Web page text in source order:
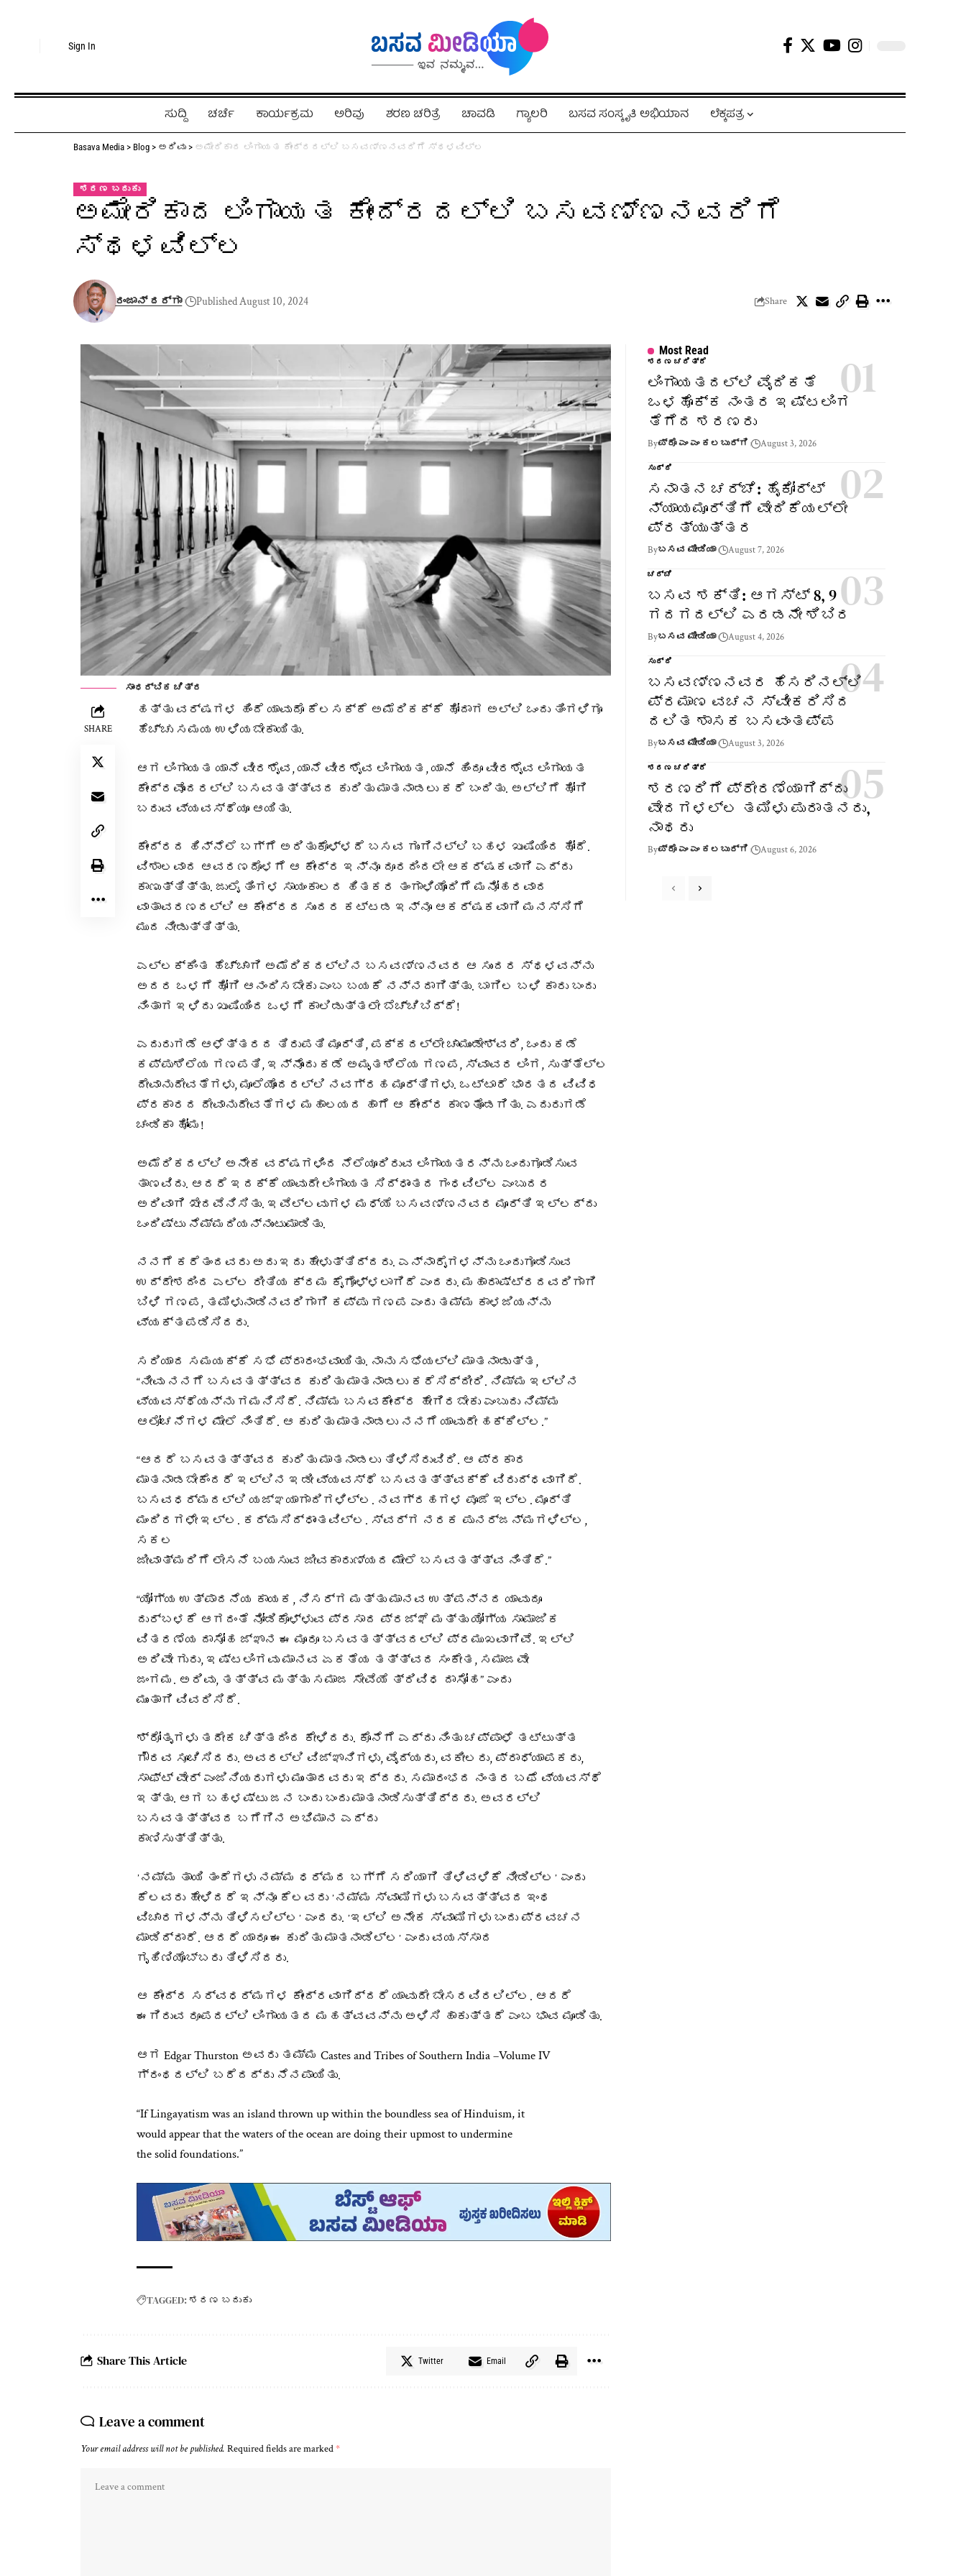
Sign In
ಸುದ್ದಿ ಚರ್ಚೆ ಕಾರ್ಯಕ್ರಮ ಅರಿವು ಶರಣ ಚರಿತ್ರೆ ಚಾವಡಿ ಗ್ಯಾಲರಿ ಬಸವ ಸಂಸ್ಕೃತಿ ಅಭಿಯಾನ ಲೆಕ್ಕಪತ್ರ
Basava Media > Blog > ಅರಿವು > ಅಮೇರಿಕಾದ ಲಿಂಗಾಯತ ಕೇಂದ್ರದಲ್ಲಿ ಬಸವಣ್ಣನವರಿಗೆ ಸ್ಥಳವಿಲ್ಲ
ಶರಣ ಬದುಕು
ಅಮೇರಿಕಾದ ಲಿಂಗಾಯತ ಕೇಂದ್ರದಲ್ಲಿ ಬಸವಣ್ಣನವರಿಗೆ
ಸ್ಥಳವಿಲ್ಲ
ರಂಜಾನ್ ದರ್ಗಾ Published August 10, 2024 Share
ಸಾಂಧರ್ಬಿಕ ಚಿತ್ರ
SHARE
ಹತ್ತು ವರ್ಷಗಳ ಹಿಂದೆ ಯಾವುದೊ ಕೆಲಸಕ್ಕೆ ಅಮೆರಿಕಕ್ಕೆ ಹೋದಾಗ ಅಲ್ಲಿ ಒಂದು ತಿಂಗಳಿಗೂ
ಹೆಚ್ಚು ಸಮಯ ಉಳಿಯಬೇಕಾಯಿತು.
ಆಗ ಲಿಂಗಾಯತ ಯಾನೆ ವೀರಶೈವ, ಯಾನೆ ವೀರಶೈವ ಲಿಂಗಾಯತ, ಯಾನೆ ಹಿಂದೂ ವೀರಶೈವ ಲಿಂಗಾಯತ
ಕೇಂದ್ರವೊಂದರಲ್ಲಿ ಬಸವತತ್ತ್ವದ ಕುರಿತು ಮಾತನಾಡಲು ಕರೆ ಬಂದಿತು. ಅಲ್ಲಿಗೆ ಹೋಗಿ
ಬರುವ ವ್ಯವಸ್ಥೆಯೂ ಆಯಿತು.
ಕೇಂದ್ರದ ಹಿನ್ನೆಲೆ ಬಗ್ಗೆ ಅರಿತುಕೊಳ್ಳದೆ ಬಸವ ಗುಂಗಿನಲ್ಲಿ ಬಹಳ ಖುಷಿಯಿಂದ ಹೋದೆ.
ವಿಶಾಲವಾದ ಆವರಣದೊಳಗೆ ಆ ಕೇಂದ್ರ ಇನ್ನೂ ದೂರದಿಂದಲೇ ಆಕರ್ಷಕವಾಗಿ ಎದ್ದು
ಕಾಣುತ್ತಿತ್ತು. ಜುಲೈ ತಿಂಗಳ ಸಾಯಂಕಾಲದ ಹಿತಕರ ತಂಗಾಳಿಯೊಂದಿಗೆ ಮನೋಹರವಾದ
ವಾತಾವರಣದಲ್ಲಿ ಆ ಕೇಂದ್ರದ ಸುಂದರ ಕಟ್ಟಡ ಇನ್ನೂ ಆಕರ್ಷಕವಾಗಿ ಮನಸ್ಸಿಗೆ
ಮುದ ನೀಡುತ್ತಿತ್ತು.
ಎಲ್ಲಕ್ಕಿಂತ ಹೆಚ್ಚಾಗಿ ಅಮೆರಿಕದಲ್ಲಿನ ಬಸವಣ್ಣನವರ ಆ ಸುಂದರ ಸ್ಥಳವನ್ನು
ಅದರ ಒಳಗೆ ಹೋಗಿ ಆನಂದಿಸಬೇಕು ಎಂಬ ಬಯಕೆ ನನ್ನದಾಗಿತ್ತು. ಬಾಗಿಲ ಬಳಿ ಕಾರು ಬಂದು
ನಿಂತಾಗ ಇಳಿದು ಖುಷಿಯಿಂದ ಒಳಗೆ ಕಾಲಿಡುತ್ತಲೇ ಬೆಚ್ಚಿಬಿದ್ದೆ!
ಎದುರುಗಡೆ ಆಳೆತ್ತರದ ತಿರುಪತಿ ಮೂರ್ತಿ, ಪಕ್ಕದಲ್ಲೇ ಚಾಮುಂಡೇಶ್ವರಿ, ಒಂದು ಕಡೆ
ಕಪ್ಪುಶಿಲೆಯ ಗಣಪತಿ, ಇನ್ನೊಂದು ಕಡೆ ಅಮೃತಶಿಲೆಯ ಗಣಪ, ಸ್ವಾವರ ಲಿಂಗ, ಸುತ್ತೆಲ್ಲ
ದೇವಾನುದೇವತೆಗಳು, ಮೂಲೆಯೊಂದರಲ್ಲಿ ನವಗ್ರಹ ಮೂರ್ತಿಗಳು. ಒಟ್ಟಾರೆ ಭಾರತದ ವಿವಿಧ
ಪ್ರಕಾರದ ದೇವಾನುದೇವತೆಗಳ ಮಹಾಲಯದ ಹಾಗೆ ಆ ಕೇಂದ್ರ ಕಾಣತೊಡಗಿತು. ಎದುರುಗಡೆ
ಚಂಡಿಕಾ ಹೋಮ!
ಅಮೆರಿಕದಲ್ಲಿ ಅನೇಕ ವರ್ಷಗಳಿಂದ ನೆಲೆಯೂರಿರುವ ಲಿಂಗಾಯತರನ್ನು ಒಂದುಗೂಡಿಸುವ
ತಾಣವಿದು. ಆದರೆ ಇದಕ್ಕೆ ಯಾವುದೇ ಲಿಂಗಾಯತ ಸಿದ್ಧಾಂತದ ಗಂಧವಿಲ್ಲ ಎಂಬುದರ
ಅರಿವಾಗಿ ಖೇದವೆನಿಸಿತು. ಇವೆಲ್ಲವುಗಳ ಮಧ್ಯೆ ಬಸವಣ್ಣನವರ ಮೂರ್ತಿ ಇಲ್ಲದ್ದು
ಒಂದಿಷ್ಟು ನೆಮ್ಮದಿಯನ್ನುಂಟುಮಾಡಿತು.
ನನಗೆ ಕರೆತಂದವರು ಅದು ಇದು ಹೇಳುತ್ತಿದ್ದರು. ಎನ್ನಾರೈಗಳನ್ನು ಒಂದುಗೂಡಿಸುವ
ಉದ್ದೇಶದಿಂದ ಎಲ್ಲ ರೀತಿಯ ಕ್ರಮ ಕೈಗೊಳ್ಳಲಾಗಿದೆ ಎಂದರು. ಮಹಾರಾಷ್ಟ್ರದವರಿಗಾಗಿ
ಬಿಳಿ ಗಣಪ, ತಮಿಳುನಾಡಿನವರಿಗಾಗಿ ಕಪ್ಪು ಗಣಪ ಎಂದು ತಮ್ಮ ಕಾಳಜಿಯನ್ನು
ವ್ಯಕ್ತಪಡಿಸಿದರು.
ಸರಿಯಾದ ಸಮಯಕ್ಕೆ ಸಭೆ ಪ್ರಾರಂಭವಾಯಿತು. ನಾನು ಸಭೆಯಲ್ಲಿ ಮಾತನಾಡುತ್ತ,
“ನೀವು ನನಗೆ ಬಸವತತ್ತ್ವದ ಕುರಿತು ಮಾತನಾಡಲು ಕರೆಸಿದ್ದೀರಿ. ನಿಮ್ಮ ಇಲ್ಲಿನ
ವ್ಯವಸ್ಥೆಯನ್ನು ಗಮನಿಸಿದೆ. ನಿಮ್ಮ ಬಸವಕೇಂದ್ರ ಹೇಗಿರಬೇಕು ಎಂಬುದು ನಿಮ್ಮ
ಆಲೋಚನೆಗಳ ಮೇಲೆ ನಿಂತಿದೆ. ಆ ಕುರಿತು ಮಾತನಾಡಲು ನನಗೆ ಯಾವುದೇ ಹಕ್ಕಿಲ್ಲ.”
“ಆದರೆ ಬಸವತತ್ತ್ವದ ಕುರಿತು ಮಾತನಾಡಲು ತಿಳಿಸಿರುವಿರಿ. ಆ ಪ್ರಕಾರ
ಮಾತನಾಡಬೇಕೆಂದರೆ ಇಲ್ಲಿನ ಇಡೀ ವ್ಯವಸ್ಥೆ ಬಸವತತ್ತ್ವಕ್ಕೆ ವಿರುದ್ಧವಾಗಿದೆ.
ಬಸವಧರ್ಮದಲ್ಲಿ ಯಜ್ಞಯಾಗಾದಿಗಳಿಲ್ಲ. ನವಗ್ರಹಗಳ ಪೂಜೆ ಇಲ್ಲ. ಮೂರ್ತಿ
ಮಂದಿರಗಳೇ ಇಲ್ಲ. ಕರ್ಮಸಿದ್ಧಾಂತವಿಲ್ಲ. ಸ್ವರ್ಗ ನರಕ ಪುನರ್ಜನ್ಮಗಳಿಲ್ಲ,
ಸಕಲ
ಜೀವಾತ್ಮರಿಗೆ ಲೇಸನೆ ಬಯಸುವ ಜೀವಕಾರುಣ್ಯದ ಮೇಲೆ ಬಸವತತ್ತ್ವ ನಿಂತಿದೆ.”
“ಯೋಗ್ಯ ಉತ್ಪಾದನೆಯ ಕಾಯಕ, ನಿಸರ್ಗ ಮತ್ತು ಮಾನವ ಉತ್ಪನ್ನದ ಯಾವುದೂ
ದುರ್ಬಳಕೆ ಆಗದಂತೆ ನೋಡಿಕೊಳ್ಳುವ ಪ್ರಸಾದ ಪ್ರಜ್ಞೆ ಮತ್ತು ಯೋಗ್ಯ ಸಾಮಾಜಿಕ
ವಿತರಣೆಯ ದಾಸೋಹ ಜ್ಞಾನ ಈ ಮೂರೂ ಬಸವತತ್ತ್ವದಲ್ಲಿ ಪ್ರಮುಖವಾಗಿವೆ. ಇಲ್ಲಿ
ಅರಿವೇ ಗುರು, ಇಷ್ಟಲಿಂಗವು ಮಾನವ ಏಕತೆಯ ತತ್ತ್ವದ ಸಂಕೇತ, ಸಮಾಜವೇ
ಜಂಗಮ. ಅರಿವು, ತತ್ತ್ವ ಮತ್ತು ಸಮಾಜ ಸೇವೆಯೆ ತ್ರಿವಿಧ ದಾಸೋಹ” ಎಂದು
ಮುಂತಾಗಿ ವಿವರಿಸಿದೆ.
ಶ್ರೋತೃಗಳು ತದೇಕ ಚಿತ್ತದಿಂದ ಕೇಳಿದರು. ಕೊನೆಗೆ ಎದ್ದು ನಿಂತು ಚಪ್ಪಾಳೆ ತಟ್ಟುತ್ತ
ಗೌರವ ಸೂಚಿಸಿದರು. ಅವರಲ್ಲಿ ವಿಜ್ಞಾನಿಗಳು, ವೈದ್ಯರು, ವಕೀಲರು, ಪ್ರಾಧ್ಯಾಪಕರು,
ಸಾಫ್ಟ್‌ ವೇರ್‌ ಎಂಜಿನಿಯರುಗಳು ಮುಂತಾದವರು ಇದ್ದರು. ಸಮಾರಂಭದ ನಂತರ ಬಫೆ ವ್ಯವಸ್ಥೆ
ಇತ್ತು. ಆಗ ಬಹಳಷ್ಟು ಜನ ಬಂದು ಬಂದು ಮಾತನಾಡಿಸುತ್ತಿದ್ದರು. ಅವರಲ್ಲಿ
ಬಸವತತ್ತ್ವದ ಬಗೆಗಿನ ಅಭಿಮಾನ ಎದ್ದು
ಕಾಣಿಸುತ್ತಿತ್ತು.
ʼನಮ್ಮ ತಾಯಿ ತಂದೆಗಳು ನಮ್ಮ ಧರ್ಮದ ಬಗ್ಗೆ ಸರಿಯಾಗಿ ತಿಳಿವಳಿಕೆ ನೀಡಿಲ್ಲʼ ಎಂದು
ಕೆಲವರು ಹೇಳಿದರೆ ಇನ್ನೂ ಕೆಲವರು ʼನಮ್ಮ ಸ್ವಾಮಿಗಳು ಬಸವತ್ತ್ವದ ಇಂಥ
ವಿಚಾರಗಳನ್ನು ತಿಳಿಸಲಿಲ್ಲʼ ಎಂದರು. ʼಇಲ್ಲಿ ಅನೇಕ ಸ್ವಾಮಿಗಳು ಬಂದು ಪ್ರವಚನ
ಮಾಡಿದ್ದಾರೆ. ಆದರೆ ಯಾರೂ ಈ ಕುರಿತು ಮಾತನಾಡಿಲ್ಲʼ ಎಂದು ವಯಸ್ಸಾದ
ಗೃಹಿಣಿಯೊಬ್ಬರು ತಿಳಿಸಿದರು.
ಆ ಕೇಂದ್ರ ಸರ್ವಧರ್ಮಗಳ ಕೇಂದ್ರವಾಗಿದ್ದರೆ ಯಾವುದೇ ಬೇಸರವಿರಲಿಲ್ಲ. ಆದರೆ
ಈಗಿರುವ ರೂಪದಲ್ಲಿ ಲಿಂಗಾಯತದ ಮಹತ್ವವನ್ನು ಅಳಿಸಿ ಹಾಕುತ್ತದೆ ಎಂಬ ಭಾವ ಮೂಡಿತು.
ಆಗ Edgar Thurston ಅವರು ತಮ್ಮ Castes and Tribes of Southern India –Volume IV
ಗ್ರಂಥದಲ್ಲಿ ಬರೆದದ್ದು ನೆನಪಾಯಿತು.
“If Lingayatism was an island thrown up within the boundless sea of Hinduism, it
would appear that the waters of the ocean are doing their upmost to undermine
the solid foundations.”
TAGGED:ಶರಣ ಬದುಕು
Share This Article Twitter Email
Leave a comment
Your email address will not be published. Required fields are marked*
Most Read
ಶರಣ ಚರಿತ್ರೆ
ಲಿಂಗಾಯತದಲ್ಲಿ ವೈದಿಕತೆ
ಒಳಹೊಕ್ಕ ನಂತರ ಇಷ್ಟಲಿಂಗ
ತೆಗೆದ ಶರಣರು
Byಪ್ರೊ ಎಂ ಎಂ ಕಲಬುರ್ಗಿ August 3, 2026
ಸುದ್ದಿ
ಸನಾತನ ಚರ್ಚೆ: ಹೈಕೋರ್ಟ್
ನ್ಯಾಯಮೂರ್ತಿಗೆ ವೇದಿಕೆಯಲ್ಲೇ
ಪ್ರತ್ಯುತ್ತರ
Byಬಸವ ಮೀಡಿಯಾ August 7, 2026
ಚರ್ಚೆ
ಬಸವ ಶಕ್ತಿ: ಆಗಸ್ಟ್ 8, 9
ಗದಗದಲ್ಲಿ ಎರಡನೇ ಶಿಬಿರ
Byಬಸವ ಮೀಡಿಯಾ August 4, 2026
ಸುದ್ದಿ
ಬಸವಣ್ಣನವರ ಹೆಸರಿನಲ್ಲಿ
ಪ್ರಮಾಣ ವಚನ ಸ್ವೀಕರಿಸಿದ
ದಲಿತ ಶಾಸಕ ಬಸವಂತಪ್ಪ
Byಬಸವ ಮೀಡಿಯಾ August 3, 2026
ಶರಣ ಚರಿತ್ರೆ
ಶರಣರಿಗೆ ಪ್ರೇರಣೆಯಾಗಿದ್ದು
ವೇದಗಳಲ್ಲ ತಮಿಳು ಪುರಾತನರು,
ನಾಥರು
Byಪ್ರೊ ಎಂ ಎಂ ಕಲಬುರ್ಗಿ August 6, 2026